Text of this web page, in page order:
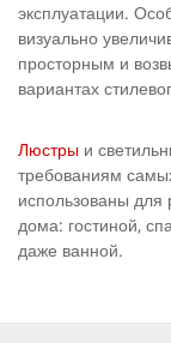
эксплуатации.
визуально
просторным и
вариантах
Люстры и
требованиям
использованы
дома: гостиной,
даже ванной.